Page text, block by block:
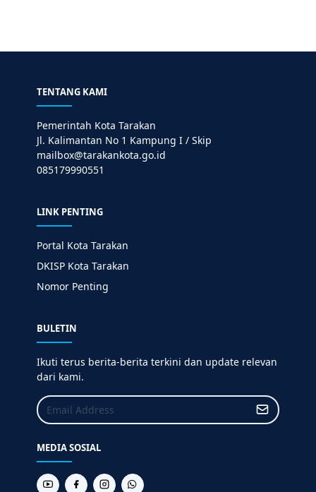
TENTANG KAMI
Pemerintah Kota Tarakan
Jl. Kalimantan No 1 Kampung I / Skip
mailbox@tarakankota.go.id
085179990551
LINK PENTING
Portal Kota Tarakan
DKISP Kota Tarakan
Nomor Penting
BULETIN
Ikuti terus berita-berita terkini dan update relevan
dari kami.
MEDIA SOSIAL